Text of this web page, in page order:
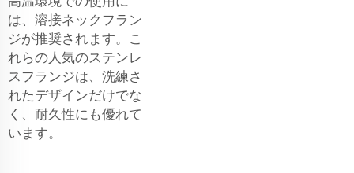
は、溶接ネックフラン
ジが推奨されます。こ
れらの人気のステンレ
スフランジは、洗練さ
れたデザインだけでな
く、耐久性にも優れて
います。